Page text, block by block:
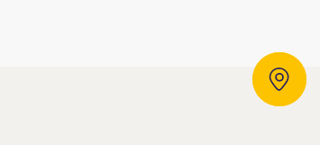
Händlersuche